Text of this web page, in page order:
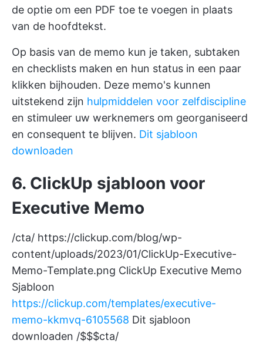
de optie om een PDF toe te voegen in plaats
van de hoofdtekst.
Op basis van de memo kun je taken, subtaken
en checklists maken en hun status in een paar
klikken bijhouden. Deze memo's kunnen
uitstekend zijn hulpmiddelen voor zelfdiscipline
en stimuleer uw werknemers om georganiseerd
en consequent te blijven. Dit sjabloon
downloaden
6. ClickUp sjabloon voor
Executive Memo
/cta/ https://clickup.com/blog/wp-
content/uploads/2023/01/ClickUp-Executive-
Memo-Template.png ClickUp Executive Memo
Sjabloon
https://clickup.com/templates/executive-
memo-kkmvq-6105568 Dit sjabloon
downloaden /$$$cta/